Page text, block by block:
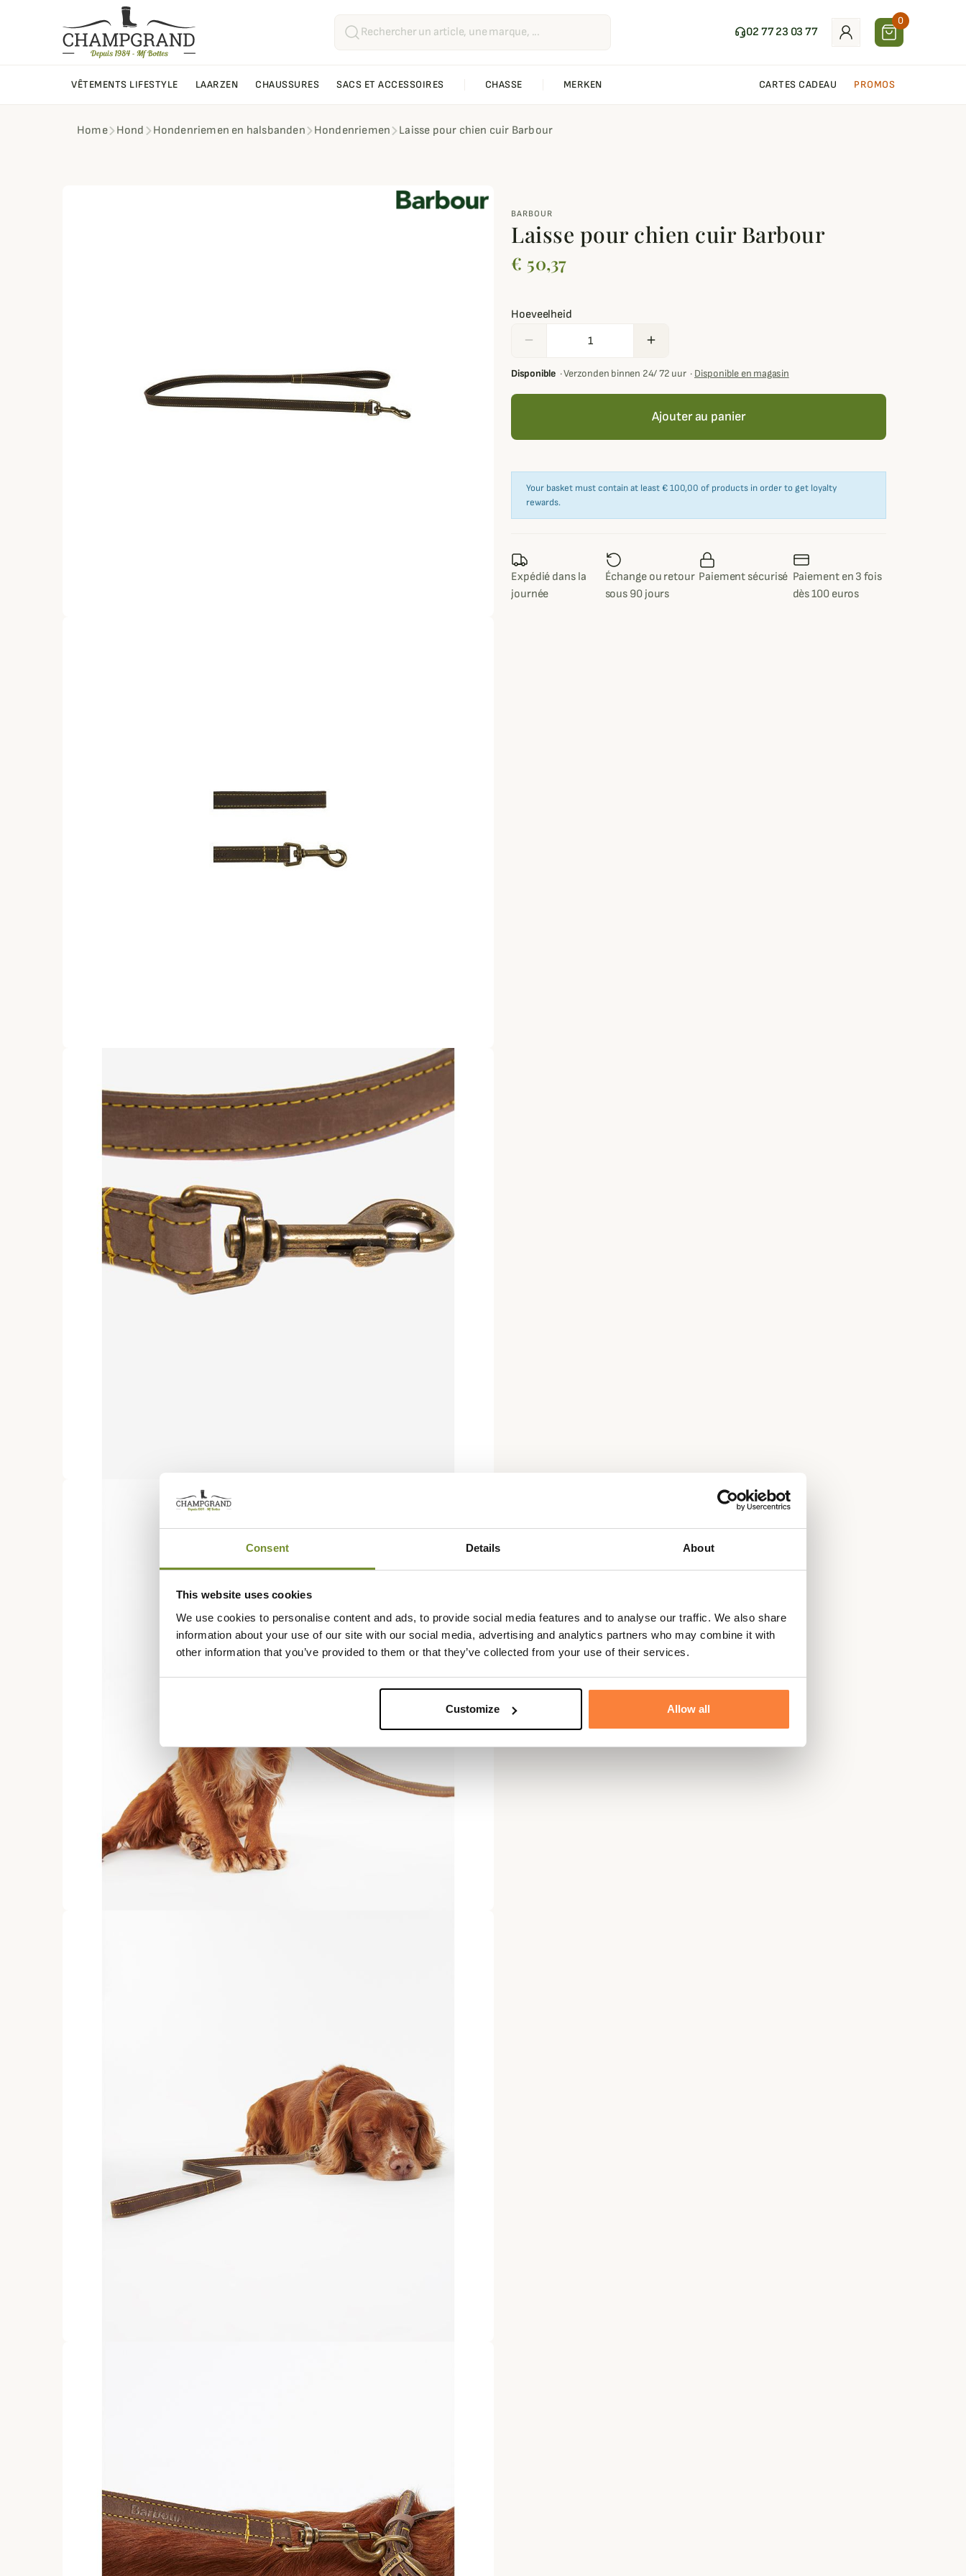
Consent Details About
This website uses cookies
We use cookies to personalise content and ads, to provide social media features and to analyse our traffic. We also share
information about your use of our site with our social media, advertising and analytics partners who may combine it with
other information that you’ve provided to them or that they’ve collected from your use of their services.
Customize Allow all
02 77 23 03 77
0
VÊTEMENTS LIFESTYLE LAARZEN CHAUSSURES SACS ET ACCESSOIRES CHASSE MERKEN CARTES CADEAU PROMOS
Home Hond Hondenriemen en halsbanden Hondenriemen Laisse pour chien cuir Barbour
BARBOUR
Laisse pour chien cuir Barbour
€ 50,37
Hoeveelheid
remove add
Disponible ·Verzonden binnen 24/ 72 uur· Disponible en magasin
Ajouter au panier
Your basket must contain at least € 100,00 of products in order to get loyalty
rewards.
Expédié dans la
journée
Échange ou retour
sous 90 jours
Paiement sécurisé Paiement en 3 fois
dès 100 euros